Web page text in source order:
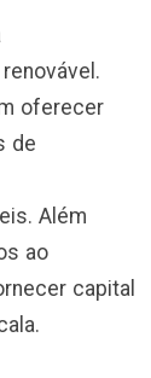
oferecer
de
Além
ao
capital